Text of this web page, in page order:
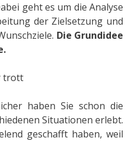
geht es um die Analyse
der Zielsetzung und
Die Grundidee
haben Sie schon die
Situationen erlebt.
geschafft haben, weil